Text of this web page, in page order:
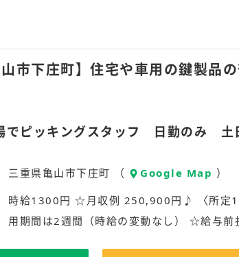
市下庄町】住宅や車用の鍵製品
でピッキングスタッフ 日勤のみ 土
三重県亀山市下庄町 （ Google Map ）
時給1300円 ☆月収例 250,900円♪ 〈所定
用期間は2週間（時給の変動なし） ☆給与